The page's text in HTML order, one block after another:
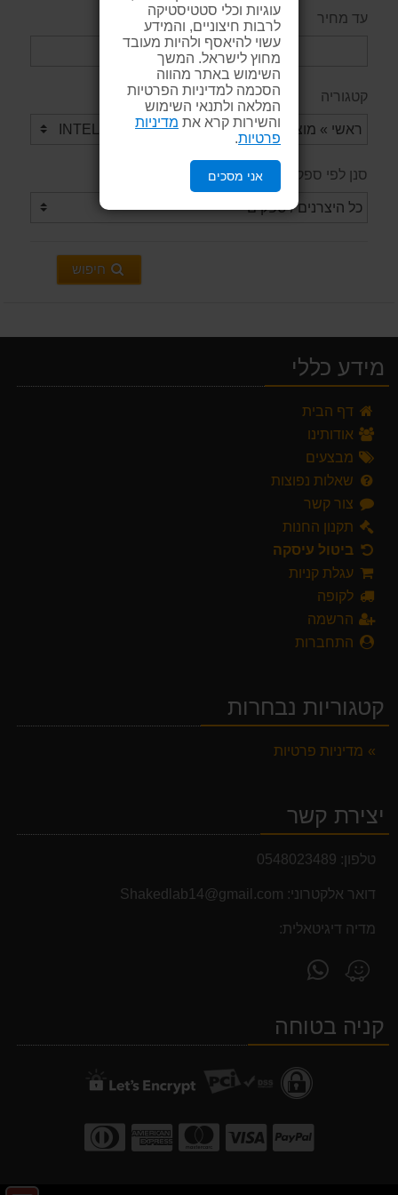
עוגיות וכלי סטטיסטיקה
לרבות חיצוניים, והמידע
עשוי להיאסף ולהיות מעובד
מחוץ לישראל. המשך
השימוש באתר מהווה
הסכמה למדיניות הפרטיות
המלאה ולתנאי השימוש
והשירות קרא את מדיניות
פרטיות
אני מסכים
עד מחיר
קטגוריה
סנן לפי ספק / יצרן
חיפוש
מידע כללי
דף הבית
אודותינו
מבצעים
שאלות נפוצות
צור קשר
תקנון החנות
ביטול עיסקה
עגלת קניות
לקופה
הרשמה
התחברות
קטגוריות נבחרות
מדיניות פרטיות
יצירת קשר
טלפון: 0548023489
דואר אלקטרוני: Shakedlab14@gmail.com
מדיה דיגיטאלית:
מצא
אותנו
Waze
WhatsAppקניה בטוחה